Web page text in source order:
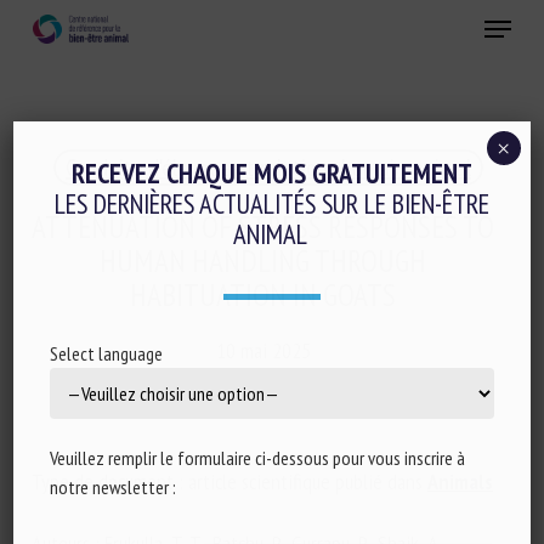
Menu
Conduite d'élevage et relations humain-animal
ATTENUATION OF STRESS RESPONSES TO
HABITUATION IN GOATS
Type de document : article scientifique publié dans
RECEVEZ CHAQUE MOIS GRATUITEMENT
LES DERNIÈRES ACTUALITÉS SUR LE BIEN-ÊTRE
ANIMAL
Select language
Veuillez remplir le formulaire ci-dessous pour vous inscrire à
notre newsletter :
×